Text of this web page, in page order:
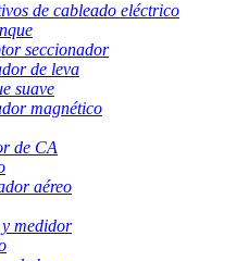
de cableado eléctrico
seccionador
de leva
suave
magnético
de CA
aéreo
medidor